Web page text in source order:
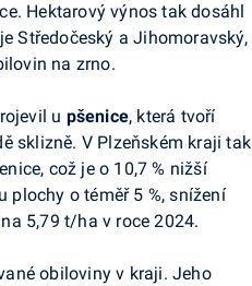
Hektarový výnos tak dosáhl
Středočeský a Jihomoravský,
na zrno.
u pšenice, která tvoří
sklizně. V Plzeňském kraji tak
což je o 10,7 % nižší
plochy o téměř 5 %, snížení
5,79 t/ha v roce 2024.
obiloviny v kraji. Jeho